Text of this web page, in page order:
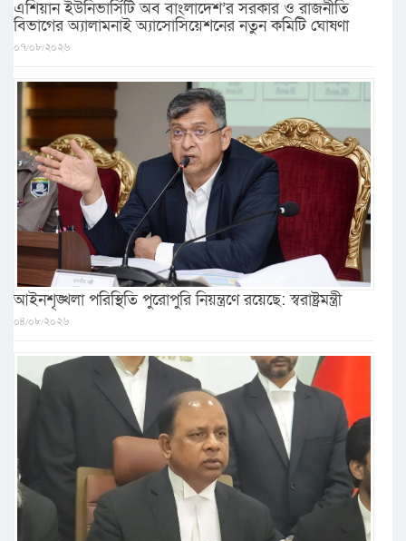
এশিয়ান ইউনিভার্সিটি অব বাংলাদেশ’র সরকার ও রাজনীতি
বিভাগের অ্যালামনাই অ্যাসোসিয়েশনের নতুন কমিটি ঘোষণা
০৭/০৮/২০২৬
আইনশৃঙ্খলা পরিস্থিতি পুরোপুরি নিয়ন্ত্রণে রয়েছে: স্বরাষ্ট্রমন্ত্রী
০৪/০৮/২০২৬